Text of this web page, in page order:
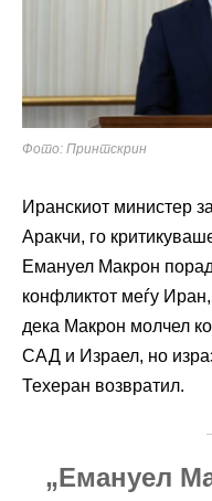
Фото: Принтскрин
Иранскиот министер
Аракчи, го
Емануел Макрон
конфликтот меѓу
дека Макрон молчел
САД и Израел, но
Техеран возвратил.
„Емануел